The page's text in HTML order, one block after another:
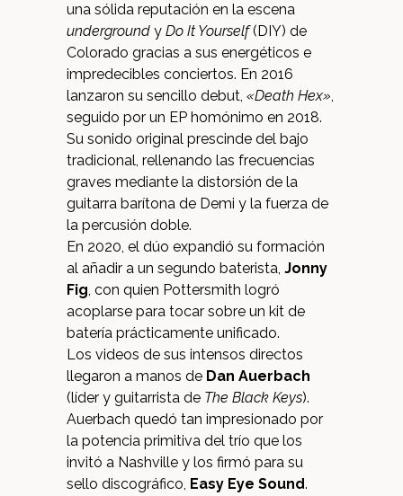
una sólida reputación en la escena
underground y Do It Yourself(DIY) de
Colorado gracias a sus energéticos e
impredecibles conciertos. En 2016
lanzaron su sencillo debut, «Death Hex»,
seguido por un EP homónimo en 2018.
Su sonido original prescinde del bajo
tradicional, rellenando las frecuencias
graves mediante la distorsión de la
guitarra barítona de Demi y la fuerza de
la percusión doble.
En 2020, el dúo expandió su formación
al añadir a un segundo baterista, Jonny
Fig, con quien Pottersmith logró
acoplarse para tocar sobre un kit de
batería prácticamente unificado.
Los videos de sus intensos directos
llegaron a manos de Dan Auerbach
(líder y guitarrista de The Black Keys).
Auerbach quedó tan impresionado por
la potencia primitiva del trío que los
invitó a Nashville y los firmó para su
sello discográfico, Easy Eye Sound.